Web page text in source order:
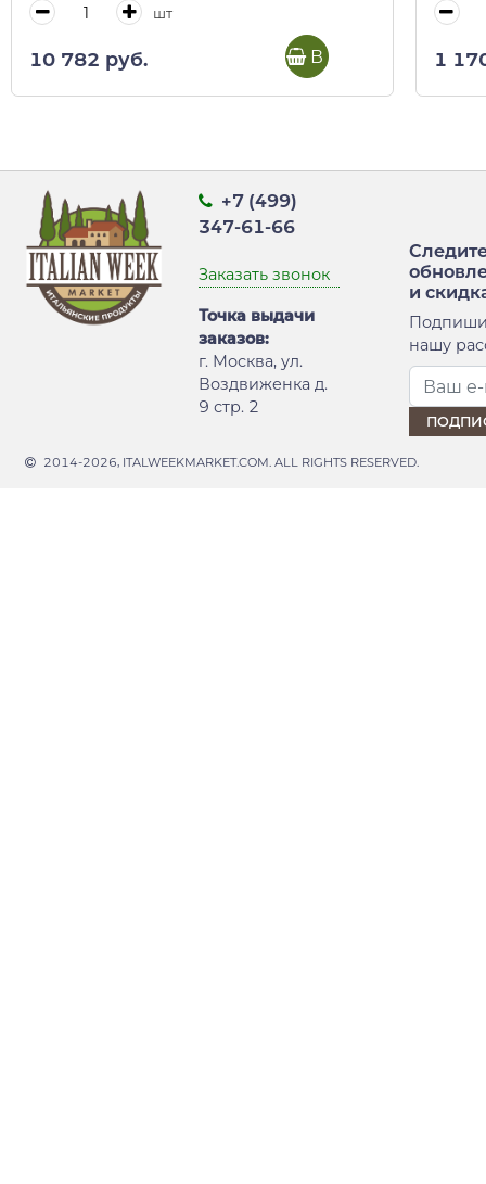
шт
10 782 руб. В корзину 1
+7 (499)
347-61-66
Заказать звонок
Точка выдачи
заказов:
г. Москва, ул.
Воздвиженка д.
9 стр. 2
и
нашу
2014-2026, ITALWEEKMARKET.COM. ALL RIGHTS RESERVED.